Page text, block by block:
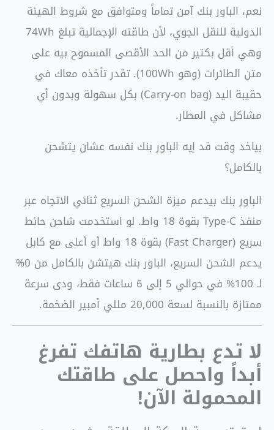
نعم، الباور بنك آمن تماماً ومتوافق مع شروط الهيئة
الدولية للنقل الجوي، لأن طاقته الإجمالية تبلغ 74Wh
وهي أقل بكتير من الحد الأقصى المسموح بيه على
متن الطائرات (وهو 100Wh). تقدر تأخذه معاك في
حقيبة اليد (Carry-on bag) بكل سهولة وبدون أي
مشاكل في المطار.
بياخد وقت قد إيه الباور بنك نفسه عشان يتشحن
بالكامل؟
الباور بنك بيدعم ميزة الشحن السريع ثنائي الاتجاه عبر
منفذ Type-C بقوة 18 واط. لو استخدمت شاحن حائط
سريع (Fast Charger) بقوة 18 واط أو أعلى مع كابل
يدعم الشحن السريع، الباور بنك هيتشن بالكامل من 0%
لـ 100% في حوالي 5 إلى 6 ساعات فقط، ودى سرعة
ممتازة بالنسبة لسعة 20,000 مللي أمبير الضخمة.
لا تدع بطارية هاتفك تفرغ
أبداً واحصل على طاقتك
المحمولة الآن!